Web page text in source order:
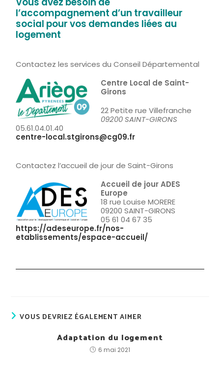
l’accompagnement d’un travailleur
social pour vos demandes liées au
logement
Contactez les services du Conseil Départemental
Centre Local de Saint-
Girons
22 Petite rue Villefranche
09200 SAINT-GIRONS
05.61.04.01.40
centre-local.stgirons@cg09.fr
Contactez l’accueil de jour de Saint-Girons
Accueil de jour ADES
Europe
18 rue Louise MORERE
09200 SAINT-GIRONS
05 61 04 67 35
https://adeseurope.fr/nos-
etablissements/espace-accueil/
VOUS DEVRIEZ ÉGALEMENT AIMER
Adaptation du logement
6 mai 2021